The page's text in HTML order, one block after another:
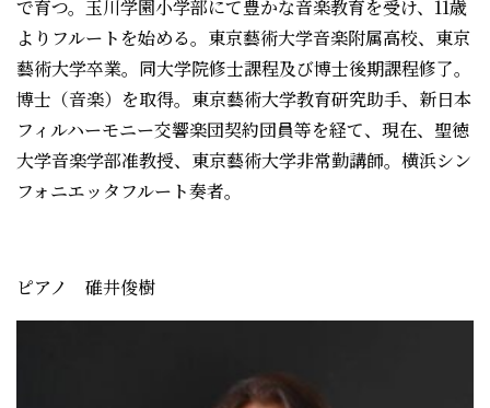
で育つ。玉川学園小学部にて豊かな音楽教育を受け、11歳
よりフルートを始める。東京藝術大学音楽附属高校、東京
藝術大学卒業。同大学院修士課程及び博士後期課程修了。
博士（音楽）を取得。東京藝術大学教育研究助手、新日本
フィルハーモニー交響楽団契約団員等を経て、現在、聖徳
大学音楽学部准教授、東京藝術大学非常勤講師。横浜シン
フォニエッタフルート奏者。
ピアノ 碓井俊樹